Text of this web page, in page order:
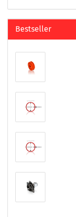
Bestseller